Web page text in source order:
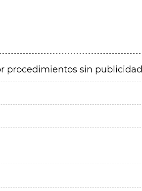
procedimientos sin publicidad